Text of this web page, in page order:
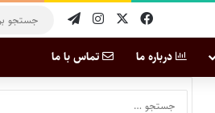
درباره ما تماس با ما